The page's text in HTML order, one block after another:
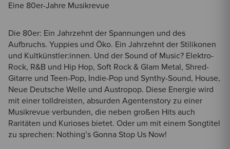
Eine 80er-Jahre Musikrevue
Die 80er: Ein Jahrzehnt der Spannungen und des
Aufbruchs. Yuppies und Öko. Ein Jahrzehnt der Stilikonen
und Kultkünstler:innen. Und der Sound of Music? Elektro-
Rock, R&B und Hip Hop, Soft Rock & Glam Metal, Shred-
Gitarre und Teen-Pop, Indie-Pop und Synthy-Sound, House,
Neue Deutsche Welle und Austropop. Diese Energie wird
mit einer tolldreisten, absurden Agentenstory zu einer
Musikrevue verbunden, die neben großen Hits auch
Raritäten und Kurioses bietet. Oder um mit einem Songtitel
zu sprechen: Nothing’s Gonna Stop Us Now!